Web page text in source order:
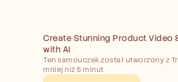
Create Stunning Product Video
with AI
Ten samouczek został utworzony z
mniej niż 5 minut